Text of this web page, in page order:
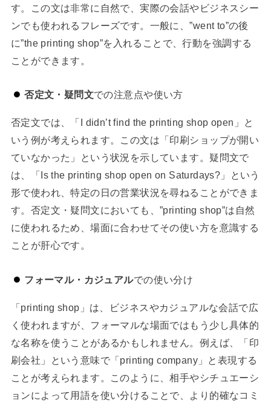
す。この文は非常に自然で、実際の会話やビジネスシー
ンでも使われるフレーズです。一般に、”went to”の後
に”the printing shop”を入れることで、行動を強調する
ことができます。
否定文・疑問文での注意点や使い方
否定文では、「I didn’t find the printing shop open」と
いう例が考えられます。この文は「印刷ショップが開い
ていなかった」という状況を示しています。疑問文で
は、「Is the printing shop open on Saturdays?」という
形で使われ、特定の日の営業状況を尋ねることができま
す。否定文・疑問文においても、”printing shop”は自然
に使われるため、場面に合わせてその使い方を意識する
ことが肝心です。
フォーマル・カジュアルでの使い分け
「printing shop」は、ビジネスやカジュアルな会話で広
く使われますが、フォーマルな場面ではもう少し具体的
な名称を使うことがあるかもしれません。例えば、「印
刷会社」という意味で「printing company」と表現する
ことが考えられます。このように、相手やシチュエーシ
ョンによって用語を使い分けることで、より的確なコミ